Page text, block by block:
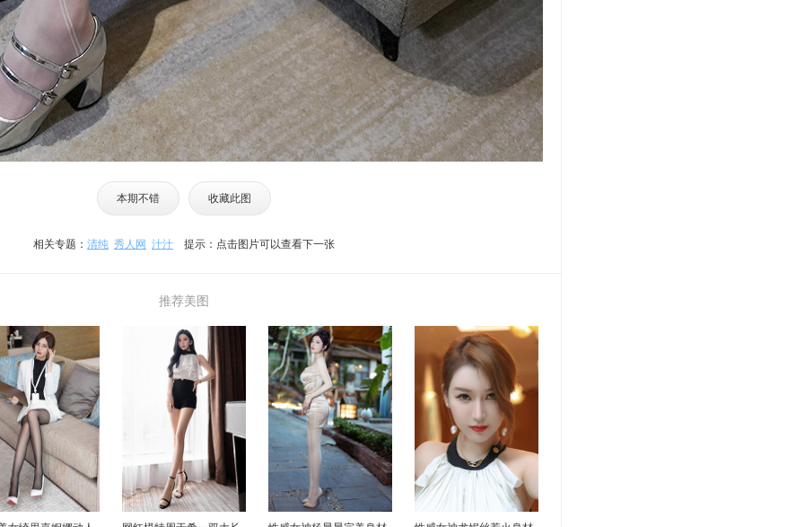
本期不错 收藏此图
相关专题： 清纯 秀人网 汁汁 提示：点击图片可以查看下一张
推荐美图